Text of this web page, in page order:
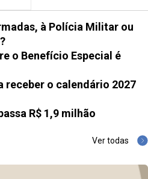
à Polícia Militar ou
o Benefício Especial é
receber o calendário 2027
R$ 1,9 milhão
Ver todas